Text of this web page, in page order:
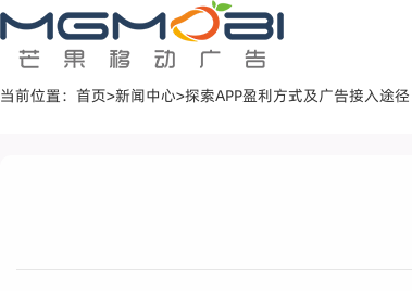
当前位置： 首页>新闻中心>探索APP盈利方式及广告接入途径